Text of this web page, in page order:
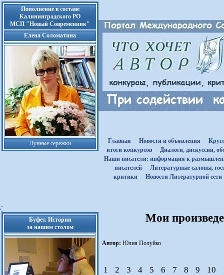
Пополнение в составе
Калининградского РО
МСП "Новый Современник"
Елена Соломатина
Лунные сережки Главная Новости и объявления
итоги конкурсов
Диалоги, дискуссии,
Наши писатели: информация к
писателей
Литературные салоны,
критики
Новости Литературной сети
Буфет. Истории
за нашим столом
Мои
Автор: Юлия Полуйко
1 2 3 4 5 6 7 8 9 10